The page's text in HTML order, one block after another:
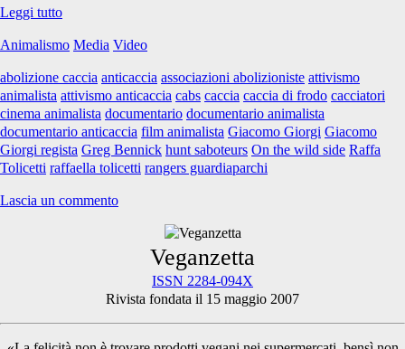
Leggi tutto“On
wild
Animalismo Media Video
abolizione caccia anticaccia associazioni abolizioniste attivismo
animalista attivismo anticaccia cabs caccia caccia di frodo cacciatori
cinema animalista documentario documentario animalista
documentario anticaccia film animalista Giacomo Giorgi Giacomo
Giorgi regista Greg Bennick hunt saboteurs On the wild side Raffa
Tolicetti raffaella tolicetti rangers guardiaparchi
Lascia un commento
Sidebar
Veganzetta
ISSN 2284-094X
Rivista fondata il 15 maggio 2007